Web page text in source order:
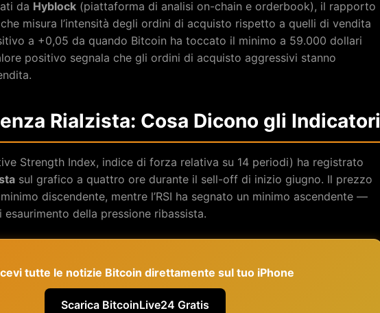
da Hyblock (piattaforma di analisi on-chain e orderbook), il rapporto
misura l’intensità degli ordini di acquisto rispetto a quelli di vendita
a +0,05 da quando Bitcoin ha toccato il minimo a 59.000 dollari
positivo segnala che gli ordini di acquisto aggressivi stanno
Rialzista: Cosa Dicono gli Indicatori
Strength Index, indice di forza relativa su 14 periodi) ha registrato
sul grafico a quattro ore durante il sell-off di inizio giugno. Il prezzo
discendente, mentre l’RSI ha segnato un minimo ascendente —
esaurimento della pressione ribassista.
tutte le notizie Bitcoin direttamente sul tuo iPhone
Scarica BitcoinLive24 Gratis